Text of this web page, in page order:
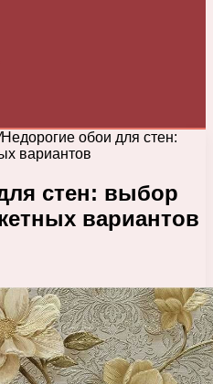
Недорогие обои для стен:
вариантов
стен: выбор
вариантов